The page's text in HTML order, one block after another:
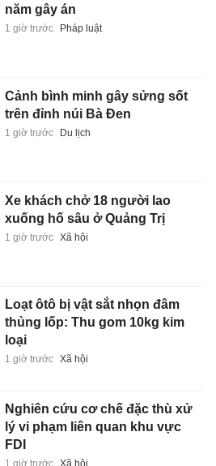
năm gây án
1 giờ trước Pháp luật
Cảnh bình minh gây sửng sốt
trên đỉnh núi Bà Đen
1 giờ trước Du lịch
Xe khách chở 18 người lao
xuống hố sâu ở Quảng Trị
1 giờ trước Xã hội
Loạt ôtô bị vật sắt nhọn đâm
thủng lốp: Thu gom 10kg kim
loại
1 giờ trước Xã hội
Nghiên cứu cơ chế đặc thù xử
lý vi phạm liên quan khu vực
FDI
1 giờ trước Xã hội